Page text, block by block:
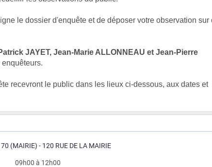
le dossier d'enquête et de déposer votre observation sur
JAYET, Jean-Marie ALLONNEAU et Jean-Pierre
recevront le public dans les lieux ci-dessous, aux dates et
(MAIRIE) - 120 RUE DE LA MAIRIE
09h00 à 12h00